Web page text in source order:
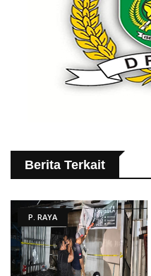
Berita Terkait
P. RAYA